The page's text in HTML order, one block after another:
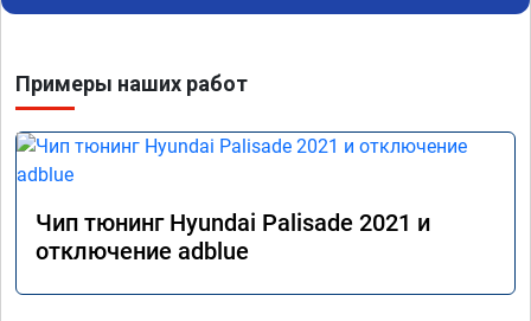
В
Примеры наших работ
Чип тюнинг Hyundai Palisade 2021 и
отключение adblue